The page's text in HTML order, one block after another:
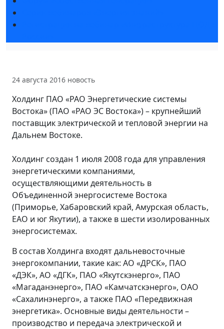
24 августа 2016 новость
Холдинг ПАО «РАО Энергетические системы
Востока» (ПАО «РАО ЭС Востока») – крупнейший
поставщик электрической и тепловой энергии на
Дальнем Востоке.
Холдинг создан 1 июля 2008 года для управления
энергетическими компаниями,
осуществляющими деятельность в
Объединенной энергосистеме Востока
(Приморье, Хабаровский край, Амурская область,
ЕАО и юг Якутии), а также в шести изолированных
энергосистемах.
В состав Холдинга входят дальневосточные
энергокомпании, такие как: АО «ДРСК», ПАО
«ДЭК», АО «ДГК», ПАО «Якутскэнерго», ПАО
«Магаданэнерго», ПАО «Камчатскэнерго», ОАО
«Сахалинэнерго», а также ПАО «Передвижная
энергетика». Основные виды деятельности –
производство и передача электрической и